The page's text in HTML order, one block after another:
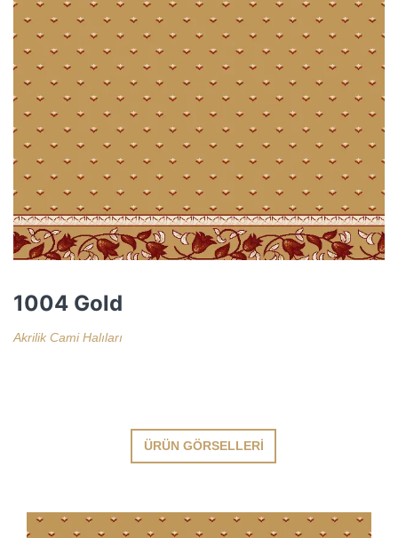
1004 Gold
Akrilik Cami Halıları
ÜRÜN GÖRSELLERI